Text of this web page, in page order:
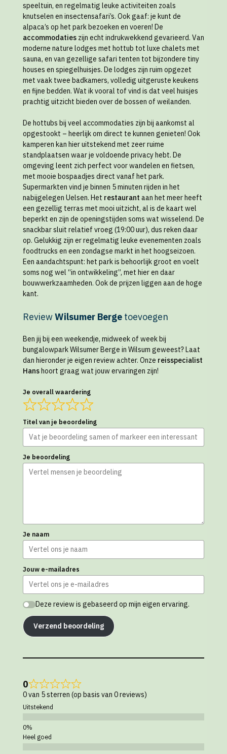
speeltuin, en regelmatig leuke activiteiten zoals
knutselen en insectensafari’s. Ook gaaf: je kunt de
alpaca’s op het park bezoeken en voeren! De
accommodaties zijn echt indrukwekkend gevarieerd. Van
moderne nature lodges met hottub tot luxe chalets met
sauna, en van gezellige safari tenten tot bijzondere tiny
houses en spiegelhuisjes. De lodges zijn ruim opgezet
met vaak twee badkamers, volledig uitgeruste keukens
en fijne bedden. Wat ik vooral tof vind is dat veel huisjes
prachtig uitzicht bieden over de bossen of weilanden.
De hottubs bij veel accommodaties zijn bij aankomst al
opgestookt – heerlijk om direct te kunnen genieten! Ook
kamperen kan hier uitstekend met zeer ruime
standplaatsen waar je voldoende privacy hebt. De
omgeving leent zich perfect voor wandelen en fietsen,
met mooie bospaadjes direct vanaf het park.
Supermarkten vind je binnen 5 minuten rijden in het
nabijgelegen Uelsen. Het restaurant aan het meer heeft
een gezellig terras met mooi uitzicht, al is de kaart wel
beperkt en zijn de openingstijden soms wat wisselend. De
snackbar sluit relatief vroeg (19:00 uur), dus reken daar
op. Gelukkig zijn er regelmatig leuke evenementen zoals
foodtrucks en een zondagse markt in het hoogseizoen.
Een aandachtspunt: het park is behoorlijk groot en voelt
soms nog wel “in ontwikkeling”, met hier en daar
bouwwerkzaamheden. Ook de prijzen liggen aan de hoge
kant.
ReviewWilsumer Berge toevoegen
Ben jij bij een weekendje, midweek of week bij
bungalowpark Wilsumer Berge in Wilsum geweest? Laat
dan hieronder je eigen review achter. Onze reisspecialist
Hanshoort graag wat jouw ervaringen zijn!
Je overall waardering
Titel van je beoordeling
Je beoordeling
Je naam
Jouw e-mailadres
Deze review is gebaseerd op mijn eigen ervaring.
Verzend beoordeling
0
0 van 5 sterren (op basis van 0 reviews)
Uitstekend
Heel goed